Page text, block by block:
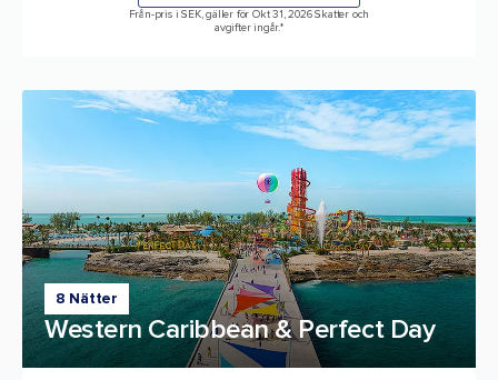
Från-pris i SEK, gäller för Okt 31, 2026 Skatter och
avgifter ingår.*
8 Nätter
Western Caribbean & Perfect Day